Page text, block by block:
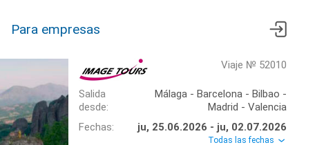
Para empresas
Viaje № 52010
Salida
desde:
Málaga - Barcelona - Bilbao -
Madrid - Valencia
Fechas:
ju, 25.06.2026 - ju, 02.07.2026
Todas las fechas